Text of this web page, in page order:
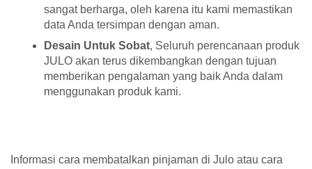
sangat berharga, oleh karena itu kami memastikan
data Anda tersimpan dengan aman.
Desain Untuk Sobat, Seluruh perencanaan produk
JULO akan terus dikembangkan dengan tujuan
memberikan pengalaman yang baik Anda dalam
menggunakan produk kami.
Informasi cara membatalkan pinjaman di Julo atau cara